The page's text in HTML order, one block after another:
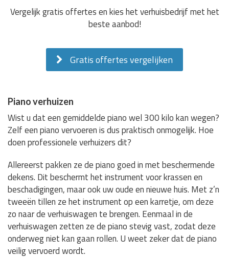
Vergelijk gratis offertes en kies het verhuisbedrijf met het
beste aanbod!
Gratis offertes vergelijken
Piano verhuizen
Wist u dat een gemiddelde piano wel 300 kilo kan wegen?
Zelf een piano vervoeren is dus praktisch onmogelijk. Hoe
doen professionele verhuizers dit?
Allereerst pakken ze de piano goed in met beschermende
dekens. Dit beschermt het instrument voor krassen en
beschadigingen, maar ook uw oude en nieuwe huis. Met z’n
tweeën tillen ze het instrument op een karretje, om deze
zo naar de verhuiswagen te brengen. Eenmaal in de
verhuiswagen zetten ze de piano stevig vast, zodat deze
onderweg niet kan gaan rollen. U weet zeker dat de piano
veilig vervoerd wordt.